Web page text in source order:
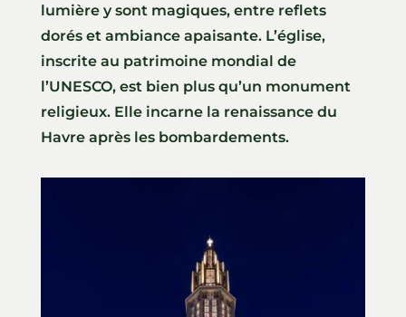
lumière y sont magiques, entre reflets
dorés et ambiance apaisante. L’église,
inscrite au patrimoine mondial de
l’UNESCO, est bien plus qu’un monument
religieux. Elle incarne la renaissance du
Havre après les bombardements.